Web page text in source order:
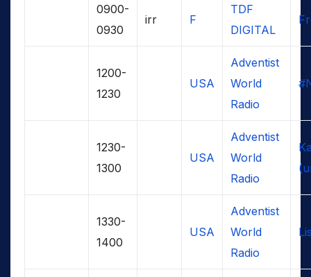
0900-
0930
irr F
TDF
DIGITAL
1200-
1230
USA
Adventist
World
Radio
1230-
1300
USA
Adventist
World
Radio
1330-
1400
USA
Adventist
World
Radio